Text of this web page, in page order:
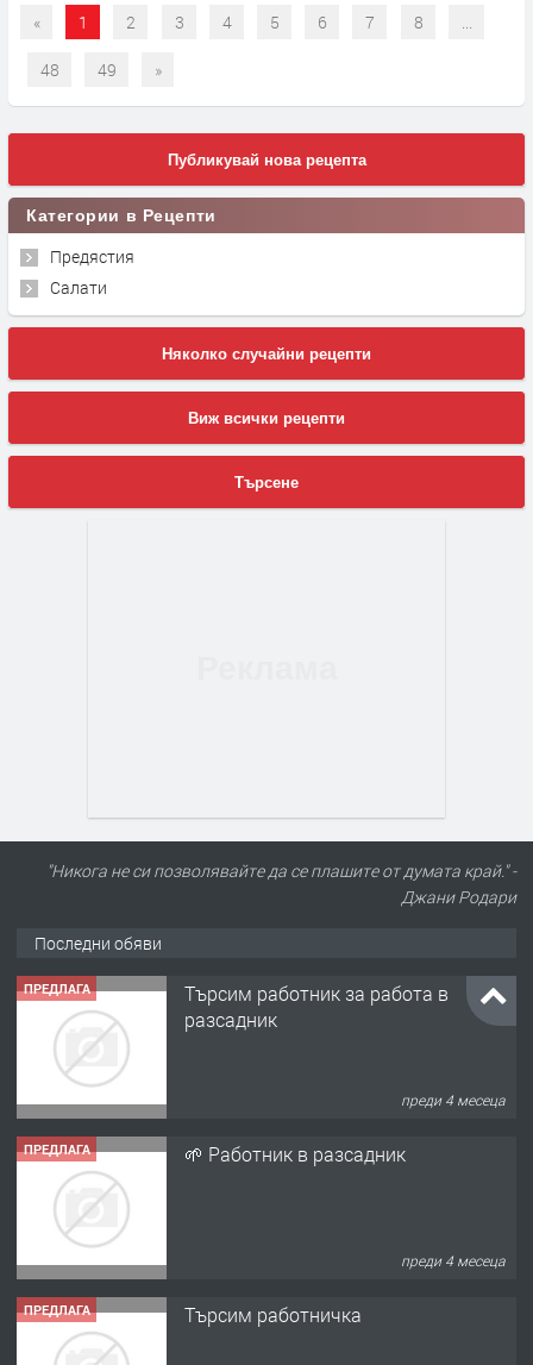
« 1 2 3 4 5 6 7 8 ...
48 49 »
Публикувай нова рецепта
Категории в Рецепти
Предястия
Салати
Няколко случайни рецепти
Виж всички рецепти
Търсене
"Никога не си позволявайте да се плашите от думата край." -
Джани Родари
Последни обяви
Търсим работник за работа в
разсадник
ПРЕДЛАГА 🌱 Работник в разсадник
ПРЕДЛАГА
ПРЕДЛАГА